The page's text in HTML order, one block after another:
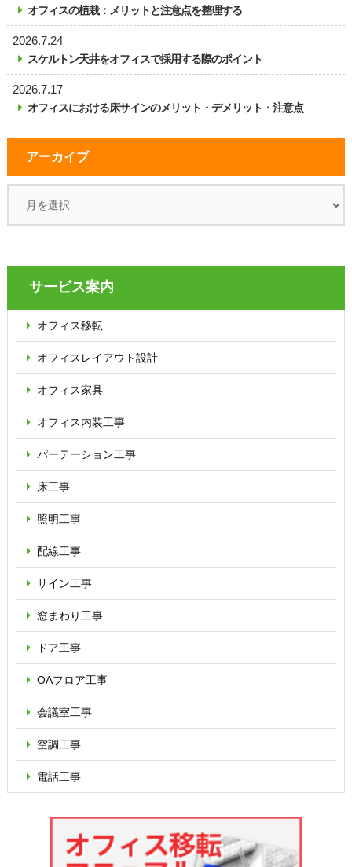
オフィスの植栽：メリットと注意点を整理する
2026.7.24
スケルトン天井をオフィスで採用する際のポイント
2026.7.17
オフィスにおける床サインのメリット・デメリット・注意点
アーカイブ
サービス案内
オフィス移転
オフィス レイアウト設計
オフィス家具
オフィス内装工事
パーテーション工事
床工事
照明工事
配線工事
サイン工事
窓まわり工事
ドア工事
OAフロア工事
会議室工事
空調工事
電話工事